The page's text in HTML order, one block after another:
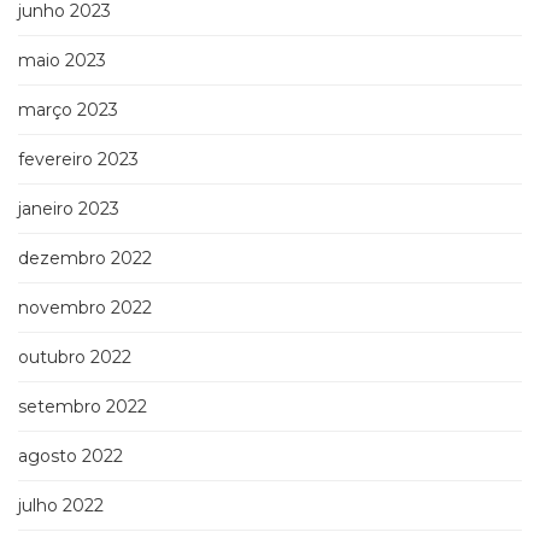
junho 2023
maio 2023
março 2023
fevereiro 2023
janeiro 2023
dezembro 2022
novembro 2022
outubro 2022
setembro 2022
agosto 2022
julho 2022